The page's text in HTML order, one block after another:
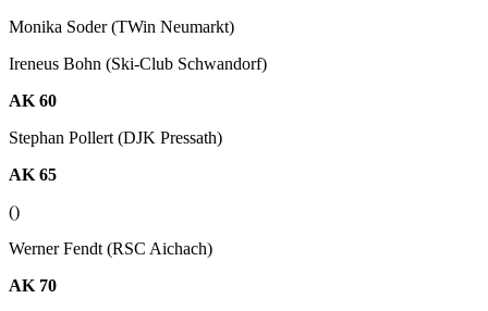
Monika Soder (TWin Neumarkt)
Ireneus Bohn (Ski-Club Schwandorf)
AK 60
Stephan Pollert (DJK Pressath)
AK 65
()
Werner Fendt (RSC Aichach)
AK 70